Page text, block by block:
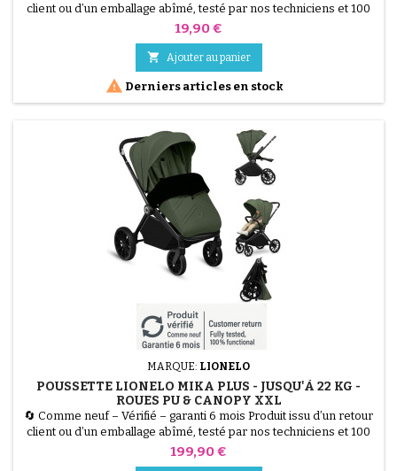
client ou d’un emballage abîmé, testé par nos techniciens et 100
% fonctionnel. ATTENTION : La vente concerne UNIQUEMENT
pièce détachée. Cet accessoire est essentiel pour protéger votre
enfant des intempéries (pluie et vent) et...
Prix
19,90 €
 Ajouter au panier
 Derniers articles en stock
MARQUE: LIONELO
POUSSETTE LIONELO MIKA PLUS - JUSQU'À 22 KG -
ROUES PU & CANOPY XXL
🔄 Comme neuf – Vérifié – garanti 6 mois Produit issu d’un retour
client ou d’un emballage abîmé, testé par nos techniciens et 100
% fonctionnel. La Lionelo Mika Plus est la poussette polyvalente
Prix
199,90 €